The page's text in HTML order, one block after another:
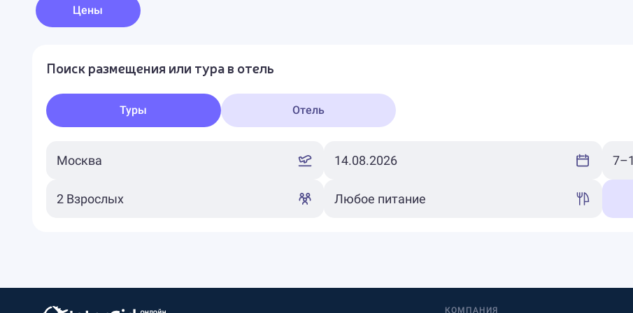
Цены
Поиск размещения или тура в отель
Туры Отель
КОМПАНИЯ